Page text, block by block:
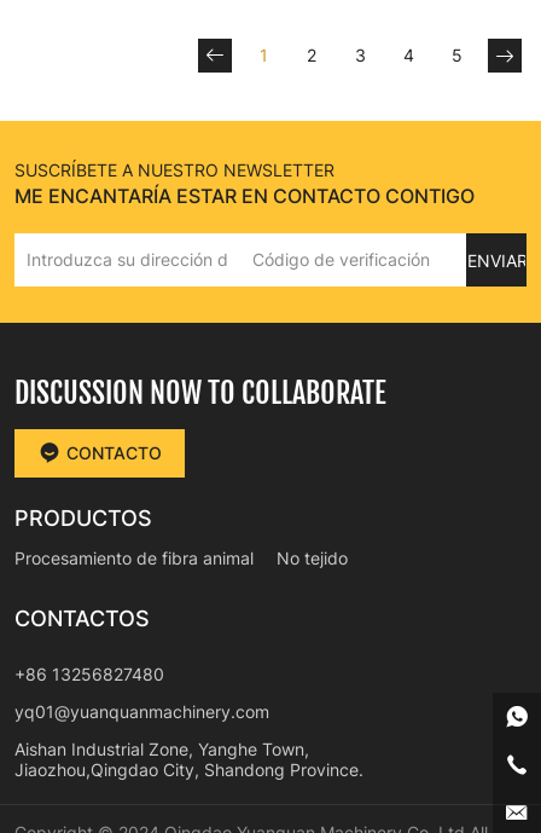
1 2 3 4 5
SUSCRÍBETE A NUESTRO NEWSLETTER
ME ENCANTARÍA ESTAR EN CONTACTO CONTIGO
ENVIAR
DISCUSSION NOW TO COLLABORATE
CONTACTO
PRODUCTOS
Procesamiento de fibra animal No tejido
CONTACTOS
+86 13256827480
yq01@yuanquanmachinery.com
Aishan Industrial Zone, Yanghe Town,
Jiaozhou,Qingdao City, Shandong Province.